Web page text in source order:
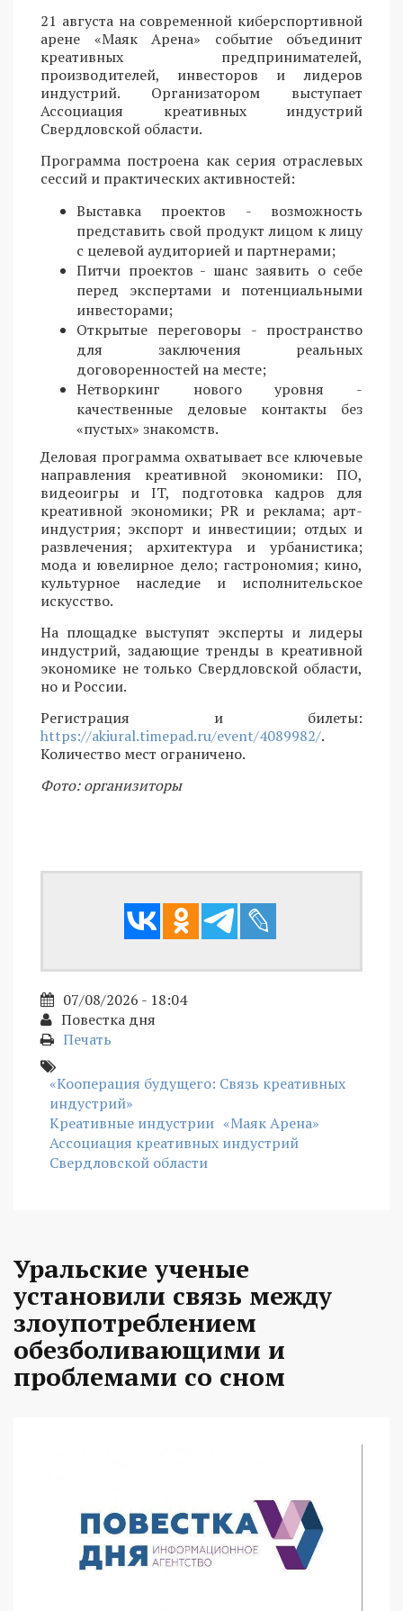
21 августа на современной киберспортивной
арене «Маяк Арена» событие объединит
креативных предпринимателей,
производителей, инвесторов и лидеров
индустрий. Организатором выступает
Ассоциация креативных индустрий
Свердловской области.
Программа построена как серия отраслевых
сессий и практических активностей:
Выставка проектов - возможность
представить свой продукт лицом к лицу
с целевой аудиторией и партнерами;
Питчи проектов - шанс заявить о себе
перед экспертами и потенциальными
инвесторами;
Открытые переговоры - пространство
для заключения реальных
договоренностей на месте;
Нетворкинг нового уровня -
качественные деловые контакты без
«пустых» знакомств.
Деловая программа охватывает все ключевые
направления креативной экономики: ПО,
видеоигры и IT, подготовка кадров для
креативной экономики; PR и реклама; арт-
индустрия; экспорт и инвестиции; отдых и
развлечения; архитектура и урбанистика;
мода и ювелирное дело; гастрономия; кино,
культурное наследие и исполнительское
искусство.
На площадке выступят эксперты и лидеры
индустрий, задающие тренды в креативной
экономике не только Свердловской области,
но и России.
Регистрация и билеты:
https://akiural.timepad.ru/event/4089982/.
Количество мест ограничено.
Фото: организиторы
07/08/2026 - 18:04
Повестка дня
Печать
«Кооперация будущего: Связь креативных
индустрий»
Креативные индустрии «Маяк Арена»
Ассоциация креативных индустрий
Свердловской области
Уральские ученые
установили связь между
злоупотреблением
обезболивающими и
проблемами со сном